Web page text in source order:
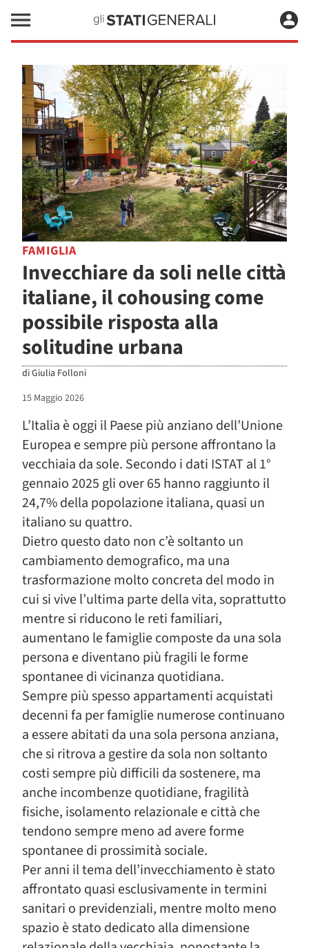
FAMIGLIA
Invecchiare da soli nelle città
italiane, il cohousing come
possibile risposta alla
solitudine urbana
diGiulia Folloni
15 Maggio 2026
L’Italia è oggi il Paese più anziano dell’Unione
Europea e sempre più persone affrontano la
vecchiaia da sole. Secondo i dati ISTAT al 1°
gennaio 2025 gli over 65 hanno raggiunto il
24,7% della popolazione italiana, quasi un
italiano su quattro.
Dietro questo dato non c’è soltanto un
cambiamento demografico, ma una
trasformazione molto concreta del modo in
cui si vive l’ultima parte della vita, soprattutto
mentre si riducono le reti familiari,
aumentano le famiglie composte da una sola
persona e diventano più fragili le forme
spontanee di vicinanza quotidiana.
Sempre più spesso appartamenti acquistati
decenni fa per famiglie numerose continuano
a essere abitati da una sola persona anziana,
che si ritrova a gestire da sola non soltanto
costi sempre più difficili da sostenere, ma
anche incombenze quotidiane, fragilità
fisiche, isolamento relazionale e città che
tendono sempre meno ad avere forme
spontanee di prossimità sociale.
Per anni il tema dell’invecchiamento è stato
affrontato quasi esclusivamente in termini
sanitari o previdenziali, mentre molto meno
spazio è stato dedicato alla dimensione